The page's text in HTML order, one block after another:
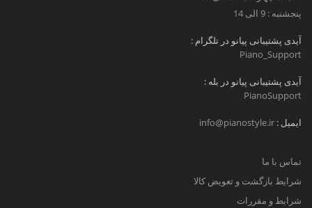
پنجشنبه : 9 الی 14
آیدی پشتیبانی پیانو در تلگرام :
Piano_Support
آیدی پشتیبانی پیانو در بله :
PianoSupport
ایمیل : info@pianostyle.ir
تماس با ما
شرایط بازگشت و تعویض کالا
شرایط و مقررات